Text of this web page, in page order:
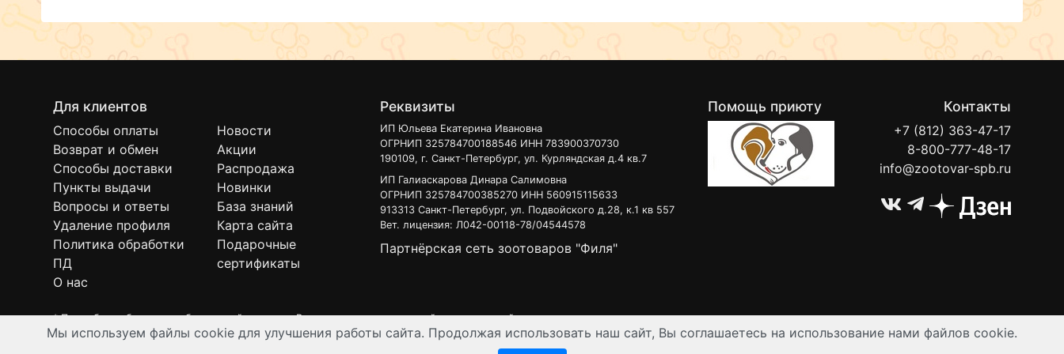
Для клиентов
Способы оплаты
Возврат и обмен
Способы доставки
Пункты выдачи
Вопросы и ответы
Удаление профиля
Политика обработки
ПД
О нас
Новости
Акции
Распродажа
Новинки
База знаний
Карта сайта
Подарочные
сертификаты
Реквизиты
ИП Юльева Екатерина Ивановна
ОГРНИП 325784700188546 ИНН 783900370730
190109, г. Санкт-Петербург, ул. Курляндская д.4 кв.7
ИП Галиаскарова Динара Салимовна
ОГРНИП 325784700385270 ИНН 560915115633
913313 Санкт-Петербург, ул. Подвойского д.28, к.1 кв 557
Вет. лицензия: Л042-00118-78/04544578
Партнёрская сеть зоотоваров "Филя"
Помощь приюту Контакты
+7 (812) 363-47-17
8-800-777-48-17
info@zootovar-spb.ru
* Подробнее об условиях бесплатной доставки Вы можете узнать на нашейинтерактивной карте.
Интернет-зоомагазин "Филя". Контент на сайте предназначен для лиц старше 16 лет. Все данные представленные на сайте регулируются публичной офертой.
Мы используем файлы cookie для улучшения работы сайта. Продолжая использовать наш сайт, Вы соглашаетесь на использование нами файлов cookie.